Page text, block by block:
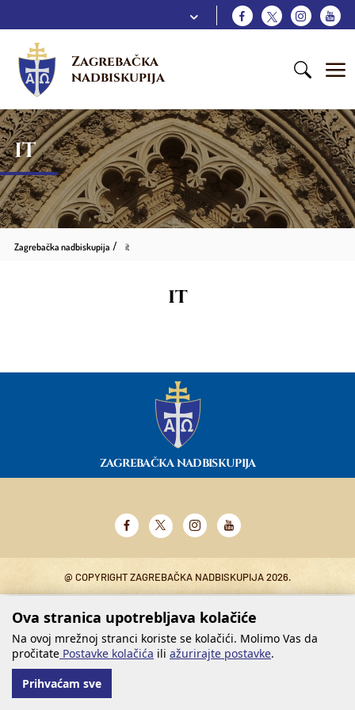
Zagrebačka
nadbiskupija
IT
Zagrebačka nadbiskupija it
it
ZAGREBAČKA NADBISKUPIJA
@ COPYRIGHT ZAGREBAČKA NADBISKUPIJA 2026.
Ova stranica upotrebljava kolačiće
Na ovoj mrežnoj stranci koriste se kolačići. Molimo Vas da
pročitate Postavke kolačića ili ažurirajte postavke.
Prihvaćam sve